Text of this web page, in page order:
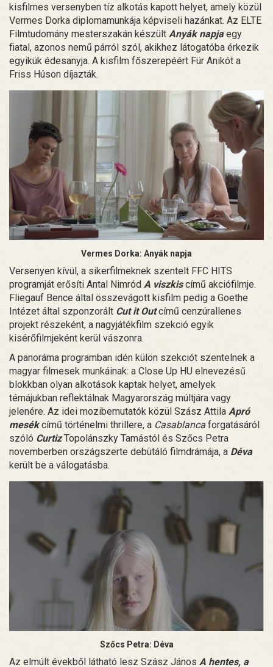
kisfilmes versenyben tíz alkotás kapott helyet, amely közül
Vermes Dorka diplomamunkája képviseli hazánkat. Az ELTE
Filmtudomány mesterszakán készült Anyák napjaegy
fiatal, azonos nemű párról szól, akikhez látogatóba érkezik
egyikük édesanyja. A kisfilm főszerepéért Für Anikót a
Friss Húson díjazták.
Vermes Dorka: Anyák napja
Versenyen kívül, a sikerfilmeknek szentelt FFC HITS
programját erősíti Antal Nimród A viszkis című akciófilmje.
Fliegauf Bence által összevágott kisfilm pedig a Goethe
Intézet által szponzorált Cut it Out című cenzúrallenes
projekt részeként, a nagyjátékfilm szekció egyik
kisérőfilmjeként kerül vászonra.
A panoráma programban idén külön szekciót szentelnek a
magyar filmesek munkáinak: a Close Up HU elnevezésű
blokkban olyan alkotások kaptak helyet, amelyek
témájukban reflektálnak Magyarország múltjára vagy
jelenére. Az idei mozibemutatók közül Szász Attila Apró
mesékcímű történelmi thrillere, a Casablanca forgatásáról
szóló CurtizTopolánszky Tamástól és Szőcs Petra
novemberben országszerte debütáló filmdrámája, a Déva
került be a válogatásba.
Szőcs Petra: Déva
Az elmúlt évekből látható lesz Szász János A hentes, a